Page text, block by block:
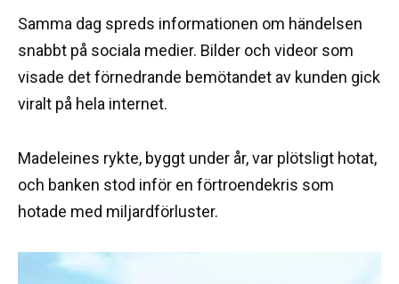
Samma dag spreds informationen om händelsen
snabbt på sociala medier. Bilder och videor som
visade det förnedrande bemötandet av kunden gick
viralt på hela internet.
Madeleines rykte, byggt under år, var plötsligt hotat,
och banken stod inför en förtroendekris som
hotade med miljardförluster.